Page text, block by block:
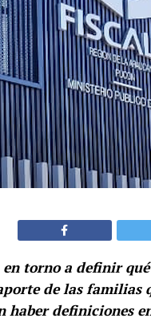
torno a definir
de las familias
haber definiciones